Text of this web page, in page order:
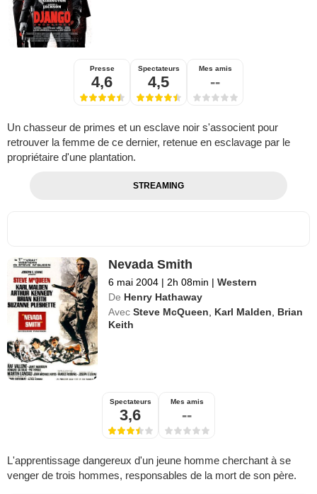
Presse
4,6
Spectateurs
4,5
Mes amis
--
Un chasseur de primes et un esclave noir s'associent pour
retrouver la femme de ce dernier, retenue en esclavage par le
propriétaire d'une plantation.
STREAMING
Nevada Smith
6 mai 2004 | 2h 08min | Western
De Henry Hathaway
Avec Steve McQueen Karl Malden
Brian
Keith
Spectateurs
3,6
Mes amis
--
L'apprentissage dangereux d'un jeune homme cherchant à se
venger de trois hommes, responsables de la mort de son père.